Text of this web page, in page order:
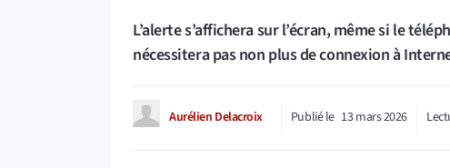
L’alerte s’affichera sur l’écran, même si le
nécessitera pas non plus de connexion à
Aurélien Delacroix Publié le 13 mars 2026